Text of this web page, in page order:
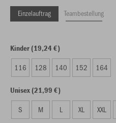
Einzelauftrag Teambestellung
Kinder (19,24 €)
116 128 140 152 164
Unisex (21,99 €)
S M L XL XXL